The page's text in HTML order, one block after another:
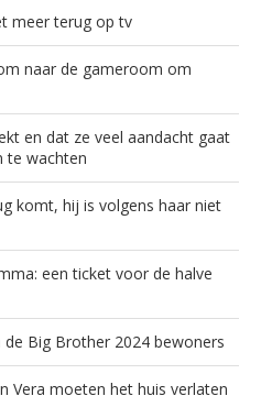
meer terug op tv
naar de gameroom om
en dat ze veel aandacht gaat
te wachten
komt, hij is volgens haar niet
een ticket voor de halve
Big Brother 2024 bewoners
Vera moeten het huis verlaten